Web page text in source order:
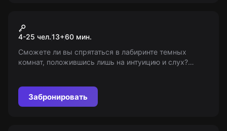
Прятки в лабиринте
4-25 чел.13+60 мин.
Сможете ли вы спрятаться в лабиринте темных
комнат, положившись лишь на интуицию и слух?
сопровождении взрослых).
Забронировать